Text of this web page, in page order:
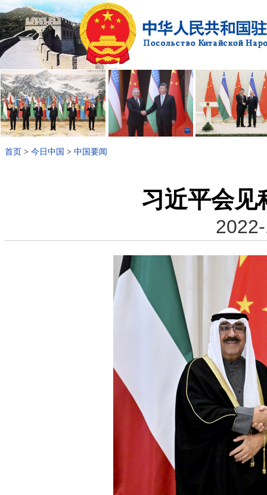
首页 > 今日中国 > 中国要闻
习近平会见